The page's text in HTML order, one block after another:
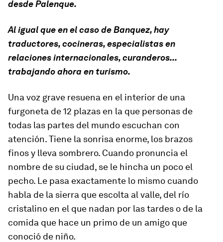
desde Palenque.
Al igual que en el caso de Banquez, hay
traductores, cocineras, especialistas en
relaciones internacionales, curanderos...
trabajando ahora en turismo.
Una voz grave resuena en el interior de una
furgoneta de 12 plazas en la que personas de
todas las partes del mundo escuchan con
atención. Tiene la sonrisa enorme, los brazos
finos y lleva sombrero. Cuando pronuncia el
nombre de su ciudad, se le hincha un poco el
pecho. Le pasa exactamente lo mismo cuando
habla de la sierra que escolta al valle, del río
cristalino en el que nadan por las tardes o de la
comida que hace un primo de un amigo que
conoció de niño.